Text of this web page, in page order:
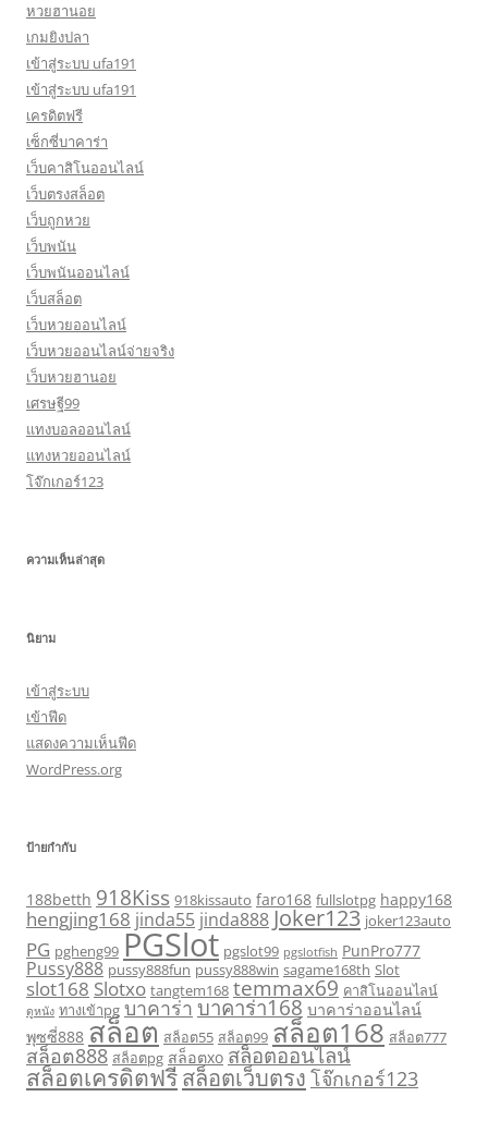
หวยฮานอย
เกมยิงปลา
เข้าสู่ระบบ ufa191
เข้าสู่ระบบ ufa191
เครดิตฟรี
เซ็กซี่บาคาร่า
เว็บคาสิโนออนไลน์
เว็บตรงสล็อต
เว็บถูกหวย
เว็บพนัน
เว็บพนันออนไลน์
เว็บสล็อต
เว็บหวยออนไลน์
เว็บหวยออนไลน์จ่ายจริง
เว็บหวยฮานอย
เศรษฐี99
แทงบอลออนไลน์
แทงหวยออนไลน์
โจ๊กเกอร์123
ความเห็นล่าสุด
นิยาม
เข้าสู่ระบบ
เข้าฟีด
แสดงความเห็นฟีด
WordPress.org
ป้ายกำกับ
188betth 918Kiss 918kissauto faro168 fullslotpg happy168
hengjing168 jinda55 jinda888 Joker123 joker123auto
PG pgheng99 PGSlot pgslot99 pgslotfish PunPro777
Pussy888 pussy888fun pussy888win sagame168th Slot
slot168 Slotxo tangtem168 temmax69 คาสิโนออนไลน์
ดูหนัง ทางเข้าpg บาคาร่า บาคาร่า168 บาคาร่าออนไลน์
พุซซี่888 สล็อต สล็อต55 สล็อต99 สล็อต168 สล็อต777
สล็อต888 สล็อตpg สล็อตxo สล็อตออนไลน์
สล็อตเครดิตฟรีสล็อตเว็บตรง โจ๊กเกอร์123